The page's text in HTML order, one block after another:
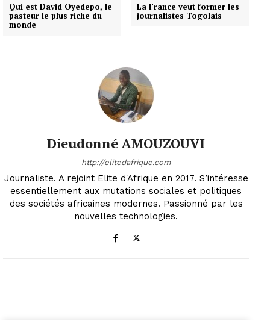
Qui est David Oyedepo, le
pasteur le plus riche du
monde
La France veut former les
journalistes Togolais
Dieudonné AMOUZOUVI
http://elitedafrique.com
Journaliste. A rejoint Elite d'Afrique en 2017. S’intéresse
essentiellement aux mutations sociales et politiques
des sociétés africaines modernes. Passionné par les
nouvelles technologies.